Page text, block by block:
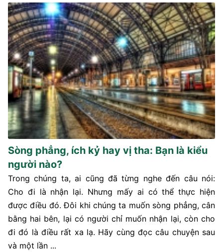
Sòng phẳng, ích kỷ hay vị tha: Bạn là kiểu
người nào?
Trong chúng ta, ai cũng đã từng nghe đến câu nói:
Cho đi là nhận lại. Nhưng mấy ai có thể thực hiện
được điều đó. Đôi khi chúng ta muốn sòng phẳng, cân
bằng hai bên, lại có người chỉ muốn nhận lại, còn cho
đi đó là điều rất xa lạ. Hãy cùng đọc câu chuyện sau
và một lần ...